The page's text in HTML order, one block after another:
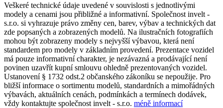
Veškeré technické údaje uvedené v souvislosti s jednotlivými
modely a cenami jsou přibližné a informativní. Společnost invelt -
s.r.o. si vyhrazuje právo změny cen, barev, výbav a technických dat
zde popsaných a zobrazených modelů. Na ilustračních fotografiích
mohou být zobrazeny modely s nejvyšší výbavou, která není
standardem pro modely v základním provedení. Prezentace vozidel
má pouze informativní charakter, je nezávazná a prodávající není
povinen uzavřít kupní smlouvu ohledně prezentovaných vozidel.
Ustanovení § 1732 odst.2 občanského zákoníku se nepoužije. Pro
bližší informace o sortimentu modelů, standardních a mimořádných
výbavách, aktuálních cenách, podmínkách a termínech dodávek,
vždy kontaktujte společnost invelt - s.r.o. méně informací